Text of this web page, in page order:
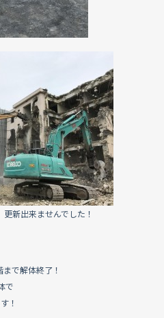
新出来ませんでした！
で解体終了！
で
！